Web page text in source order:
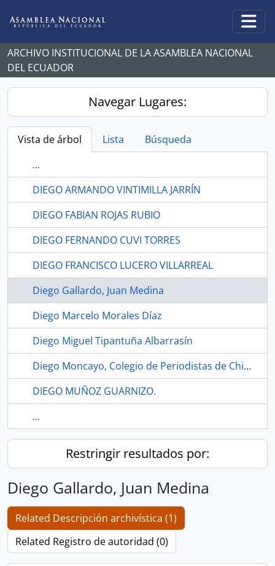
ARCHIVO INSTITUCIONAL DE LA ASAMBLEA NACIONAL
DEL ECUADOR
Navegar Lugares:
Vista de árbol Lista
Búsqueda
...
DIEGO ARMANDO VINTIMILLA JARRÍN
DIEGO FABIAN ROJAS RUBIO
DIEGO FERNANDO CUVI TORRES
DIEGO FRANCISCO LUCERO VILLARREAL
Diego Gallardo, Juan Medina
Diego Marcelo Morales Díaz
Diego Miguel Tipantuña Albarrasín
Diego Moncayo, Colegio de Periodistas de Chimborazo
DIEGO MUÑOZ GUARNIZO.
...
Restringir resultados por:
Diego Gallardo, Juan Medina
Related Descripción archivística (1)
Related Registro de autoridad (0)